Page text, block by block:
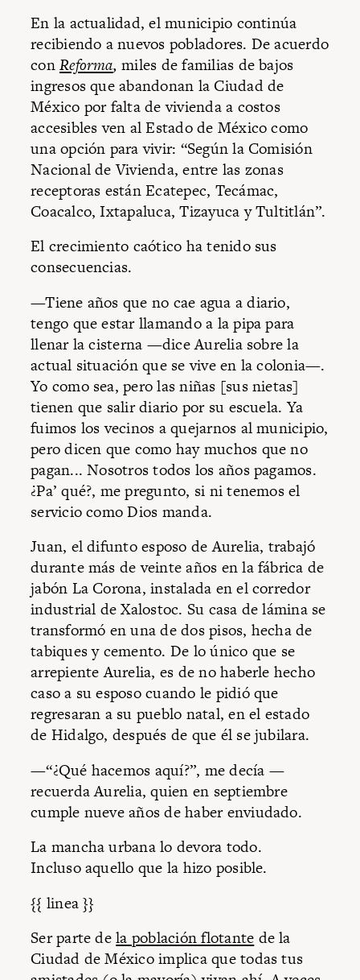
En la actualidad, el municipio continúa
recibiendo a nuevos pobladores. De acuerdo
conReforma,miles de familias de bajos
ingresos que abandonan la Ciudad de
México por falta de vivienda a costos
accesibles ven al Estado de México como
una opción para vivir: “Según la Comisión
Nacional de Vivienda, entre las zonas
receptoras están Ecatepec, Tecámac,
Coacalco, Ixtapaluca, Tizayuca y Tultitlán”.
El crecimiento caótico ha tenido sus
consecuencias.
—Tiene años que no cae agua a diario,
tengo que estar llamando a la pipa para
llenar la cisterna —dice Aurelia sobre la
actual situación que se vive en la colonia—.
Yo como sea, pero las niñas [sus nietas]
tienen que salir diario por su escuela. Ya
fuimos los vecinos a quejarnos al municipio,
pero dicen que como hay muchos que no
pagan... Nosotros todos los años pagamos.
¿Pa’ qué?, me pregunto, si ni tenemos el
servicio como Dios manda.
Juan, el difunto esposo de Aurelia, trabajó
durante más de veinte años en la fábrica de
jabón La Corona, instalada en el corredor
industrial de Xalostoc. Su casa de lámina se
transformó en una de dos pisos, hecha de
tabiques y cemento. De lo único que se
arrepiente Aurelia, es de no haberle hecho
caso a su esposo cuando le pidió que
regresaran a su pueblo natal, en el estado
de Hidalgo, después de que él se jubilara.
—“¿Qué hacemos aquí?”, me decía —
recuerda Aurelia, quien en septiembre
cumple nueve años de haber enviudado.
La mancha urbana lo devora todo.
Incluso aquello que la hizo posible.
{{ linea }}
Ser parte dela población flotante de la
Ciudad de México implica que todas tus